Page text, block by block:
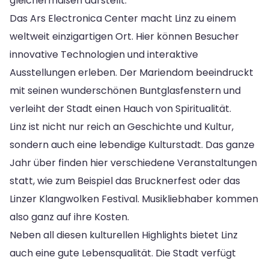
Das Ars Electronica Center macht Linz zu einem
weltweit einzigartigen Ort. Hier können Besucher
innovative Technologien und interaktive
Ausstellungen erleben. Der Mariendom beeindruckt
mit seinen wunderschönen Buntglasfenstern und
verleiht der Stadt einen Hauch von Spiritualität.
Linz ist nicht nur reich an Geschichte und Kultur,
sondern auch eine lebendige Kulturstadt. Das ganze
Jahr über finden hier verschiedene Veranstaltungen
statt, wie zum Beispiel das Brucknerfest oder das
Linzer Klangwolken Festival. Musikliebhaber kommen
also ganz auf ihre Kosten.
Neben all diesen kulturellen Highlights bietet Linz
auch eine gute Lebensqualität. Die Stadt verfügt